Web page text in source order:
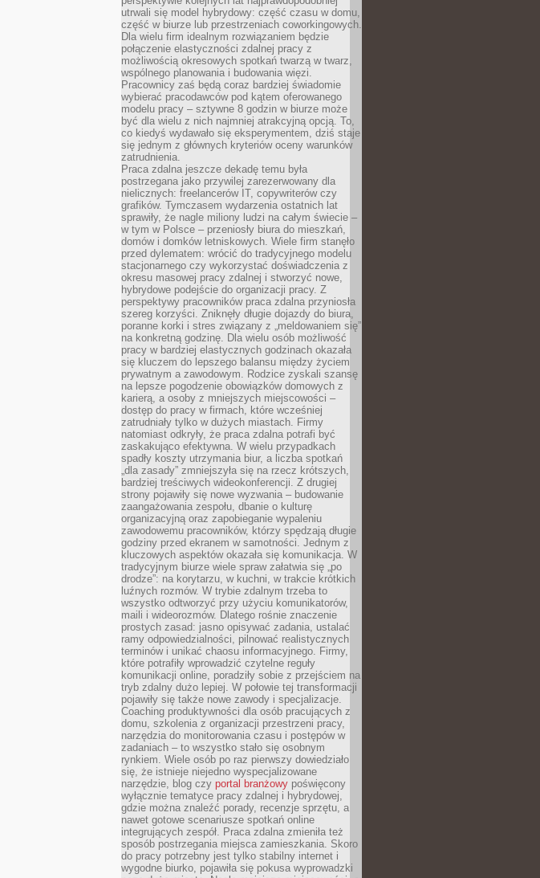
utrwali się model hybrydowy: część czasu w domu,
część w biurze lub przestrzeniach coworkingowych.
Dla wielu firm idealnym rozwiązaniem będzie
połączenie elastyczności zdalnej pracy z
możliwością okresowych spotkań twarzą w twarz,
wspólnego planowania i budowania więzi.
Pracownicy zaś będą coraz bardziej świadomie
wybierać pracodawców pod kątem oferowanego
modelu pracy – sztywne 8 godzin w biurze może
być dla wielu z nich najmniej atrakcyjną opcją. To,
co kiedyś wydawało się eksperymentem, dziś staje
się jednym z głównych kryteriów oceny warunków
zatrudnienia.
Praca zdalna jeszcze dekadę temu była
postrzegana jako przywilej zarezerwowany dla
nielicznych: freelancerów IT, copywriterów czy
grafików. Tymczasem wydarzenia ostatnich lat
sprawiły, że nagle miliony ludzi na całym świecie –
w tym w Polsce – przeniosły biura do mieszkań,
domów i domków letniskowych. Wiele firm stanęło
przed dylematem: wrócić do tradycyjnego modelu
stacjonarnego czy wykorzystać doświadczenia z
okresu masowej pracy zdalnej i stworzyć nowe,
hybrydowe podejście do organizacji pracy. Z
perspektywy pracowników praca zdalna przyniosła
szereg korzyści. Zniknęły długie dojazdy do biura,
poranne korki i stres związany z „meldowaniem się”
na konkretną godzinę. Dla wielu osób możliwość
pracy w bardziej elastycznych godzinach okazała
się kluczem do lepszego balansu między życiem
prywatnym a zawodowym. Rodzice zyskali szansę
na lepsze pogodzenie obowiązków domowych z
karierą, a osoby z mniejszych miejscowości –
dostęp do pracy w firmach, które wcześniej
zatrudniały tylko w dużych miastach. Firmy
natomiast odkryły, że praca zdalna potrafi być
zaskakująco efektywna. W wielu przypadkach
spadły koszty utrzymania biur, a liczba spotkań
„dla zasady” zmniejszyła się na rzecz krótszych,
bardziej treściwych wideokonferencji. Z drugiej
strony pojawiły się nowe wyzwania – budowanie
zaangażowania zespołu, dbanie o kulturę
organizacyjną oraz zapobieganie wypaleniu
zawodowemu pracowników, którzy spędzają długie
godziny przed ekranem w samotności. Jednym z
kluczowych aspektów okazała się komunikacja. W
tradycyjnym biurze wiele spraw załatwia się „po
drodze”: na korytarzu, w kuchni, w trakcie krótkich
luźnych rozmów. W trybie zdalnym trzeba to
wszystko odtworzyć przy użyciu komunikatorów,
maili i wideorozmów. Dlatego rośnie znaczenie
prostych zasad: jasno opisywać zadania, ustalać
ramy odpowiedzialności, pilnować realistycznych
terminów i unikać chaosu informacyjnego. Firmy,
które potrafiły wprowadzić czytelne reguły
komunikacji online, poradziły sobie z przejściem na
tryb zdalny dużo lepiej. W połowie tej transformacji
pojawiły się także nowe zawody i specjalizacje.
Coaching produktywności dla osób pracujących z
domu, szkolenia z organizacji przestrzeni pracy,
narzędzia do monitorowania czasu i postępów w
zadaniach – to wszystko stało się osobnym
rynkiem. Wiele osób po raz pierwszy dowiedziało
się, że istnieje niejedno wyspecjalizowane
narzędzie, blog czy portal branżowy poświęcony
wyłącznie tematyce pracy zdalnej i hybrydowej,
gdzie można znaleźć porady, recenzje sprzętu, a
nawet gotowe scenariusze spotkań online
integrujących zespół. Praca zdalna zmieniła też
sposób postrzegania miejsca zamieszkania. Skoro
do pracy potrzebny jest tylko stabilny internet i
wygodne biurko, pojawiła się pokusa wyprowadzki